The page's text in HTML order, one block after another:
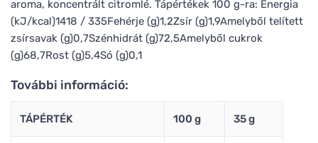
aroma, koncentrált citromlé. Tápértékek 100 g-ra: Energia
(kJ/kcal)1418 / 335Fehérje (g)1,2Zsír (g)1,9Amelyből telített
zsírsavak (g)0,7Szénhidrát (g)72,5Amelyből cukrok
(g)68,7Rost (g)5,4Só (g)0,1
További információ:
TÁPÉRTÉK 100 g 35 g